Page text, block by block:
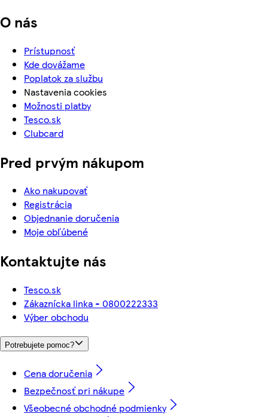
O nás
Prístupnosť
Kde dovážame
Poplatok za službu
Nastavenia cookies
Možnosti platby
Tesco.sk
Clubcard
Pred prvým nákupom
Ako nakupovať
Registrácia
Objednanie doručenia
Moje obľúbené
Kontaktujte nás
Tesco.sk
Zákaznícka linka - 0800222333
Výber obchodu
Potrebujete pomoc?
Cena doručenia
Bezpečnosť pri nákupe
Všeobecné obchodné podmienky